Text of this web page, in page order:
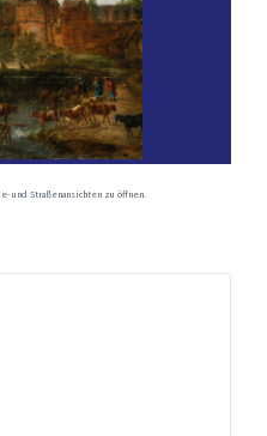
und Straßenansichten zu öffnen.